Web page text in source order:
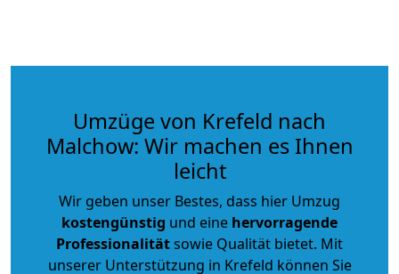
Umzüge von Krefeld nach
Malchow: Wir machen es Ihnen
leicht
Wir geben unser Bestes, dass hier Umzug
kostengünstig und eine hervorragende
Professionalitätsowie Qualität bietet. Mit
unserer Unterstützung in Krefeld können Sie